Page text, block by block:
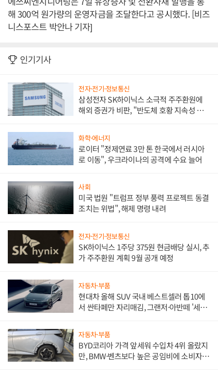
해 300억 원가량의 운영자금을 조달한다고 공시했다. [비즈
니스포스트 박안나 기자]
인기기사
전자·전기·정보통신
삼성전자 SK하이닉스 소극적 주주환원에
해외 증권가 비판, "반도체 호황 지속성 의
화학·에너지
로이터 "정제연료 3만 톤 한국에서 러시아
로 이동", 우크라이나의 공격에 수요 늘어
사회
미국 법원 "트럼프 정부 풍력 프로젝트 동결
조치는 위법", 해제 명령 내려
전자·전기·정보통신
SK하이닉스 1주당 375원 현금배당 실시, 추
가 주주환원 계획 9월 공개 예정
자동차·부품
현대차 올해 SUV 국내 베스트셀러 톱10에
서 싼타페만 자리매김, 그랜저·아반떼 '세단
자동차·부품
BYD코리아 가격 앞세워 수입차 4위 올랐지
만, BMW·벤츠보다 높은 공임비에 소비자